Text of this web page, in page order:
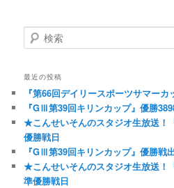
検索
最近の投稿
『第66回デイリースポーツサマー
『GⅢ第39回キリンカップ』優勝
★こんせいそんのスタジオ生放送！
優勝戦日
『GⅢ第39回キリンカップ』優勝戦
★こんせいそんのスタジオ生放送！
準優勝戦日